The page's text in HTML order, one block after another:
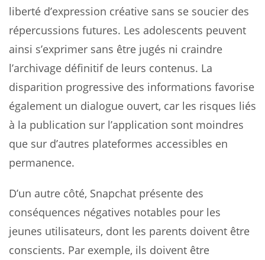
liberté d’expression créative sans se soucier des
répercussions futures. Les adolescents peuvent
ainsi s’exprimer sans être jugés ni craindre
l’archivage définitif de leurs contenus. La
disparition progressive des informations favorise
également un dialogue ouvert, car les risques liés
à la publication sur l’application sont moindres
que sur d’autres plateformes accessibles en
permanence.
D’un autre côté, Snapchat présente des
conséquences négatives notables pour les
jeunes utilisateurs, dont les parents doivent être
conscients. Par exemple, ils doivent être